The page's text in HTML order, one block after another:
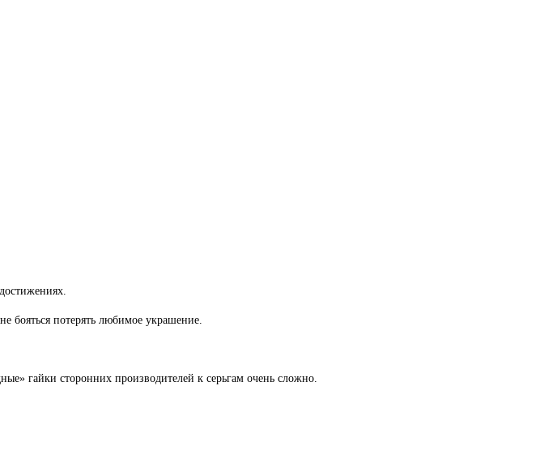
бояться потерять любимое украшение.
гайки сторонних производителей к серьгам очень сложно.